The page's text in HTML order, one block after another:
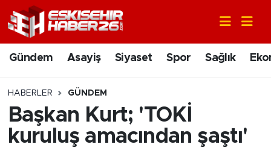
Gündem Asayiş Siyaset Spor Sağlık
HABERLER GÜNDEM
Başkan Kurt; 'TOKİ
kuruluş amacından şaştı'
Gündem
Asayiş
Siyaset
Spor
Nöbetçi Eczaneler
Hava Durumu
Trafik Durumu
Süper Lig Puan Durumu ve Fikstür